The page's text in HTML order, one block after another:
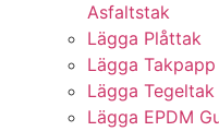
Asfaltstak
Lägga Plåttak
Lägga Takpapp
Lägga Tegeltak
Lägga EPDM